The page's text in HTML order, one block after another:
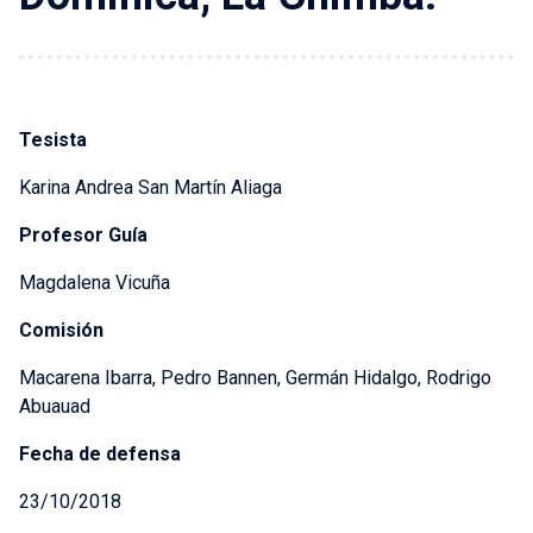
Tesista
Karina Andrea San Martín Aliaga
Profesor Guía
Magdalena Vicuña
Comisión
Macarena Ibarra, Pedro Bannen, Germán Hidalgo, Rodrigo
Abuauad
Fecha de defensa
23/10/2018